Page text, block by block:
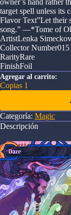
target spell unless its
Flavor Text”Let their
song.” —*Tome of
ArtistLenka
Collector Number015
RarityRare
FinishFoil
Agregar al carrito:
Copias 1
Categoría: Magic
Descripción